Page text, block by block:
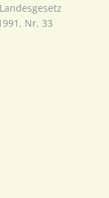
Nr. 33